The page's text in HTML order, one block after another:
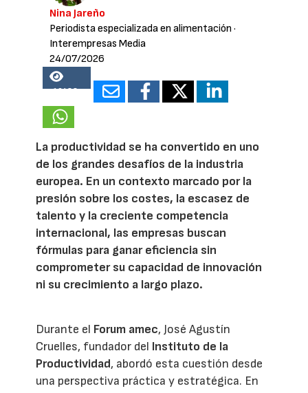
Nina Jareño
Periodista especializada en alimentación ·
Interempresas Media
24/07/2026
19488
La productividad se ha convertido en uno
de los grandes desafíos de la industria
europea. En un contexto marcado por la
presión sobre los costes, la escasez de
talento y la creciente competencia
internacional, las empresas buscan
fórmulas para ganar eficiencia sin
comprometer su capacidad de innovación
ni su crecimiento a largo plazo.
Durante el Forum amec, José Agustín
Cruelles, fundador del Instituto de la
Productividad, abordó esta cuestión desde
una perspectiva práctica y estratégica. En